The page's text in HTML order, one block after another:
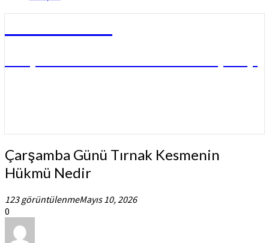
Çarşamba
Günü
Tırnak
Hükmü
Nedir
Çarşamba Günü Tırnak Kesmenin
Hükmü Nedir
123 görüntülenmeMayıs 10, 2026
0